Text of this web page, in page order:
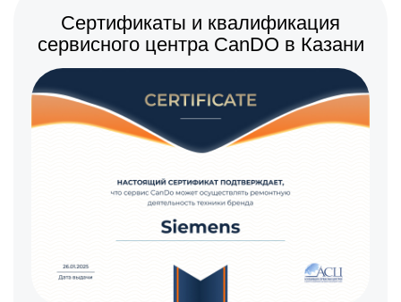
Сертификаты и квалификация
сервисного центра CanDO в Казани